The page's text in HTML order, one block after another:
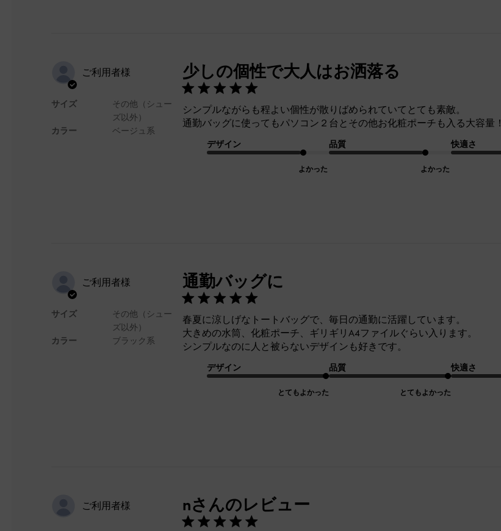
ご利用者様
サイズ
カラー
その他（シュー
ズ以外）
ベージュ系
少しの個性で大人はお洒落る
シンプルながらも程よい個性が散りばめられていてとても素敵。
通勤バッグに使ってもパソコン２台とその他お化粧ポーチも入る大容量！
デザイン
よかった
品質
よかった
快適さ
ご利用者様
サイズ
カラー
その他（シュー
ズ以外）
ブラック系
通勤バッグに
春夏に涼しげなトートバッグで、毎日の通勤に活躍しています。
大きめの水筒、化粧ポーチ、ギリギリA4ファイルぐらい入ります。
シンプルなのに人と被らないデザインも好きです。
デザイン
とてもよかった
品質
とてもよかった
快適さ
ご利用者様 nさんのレビュー